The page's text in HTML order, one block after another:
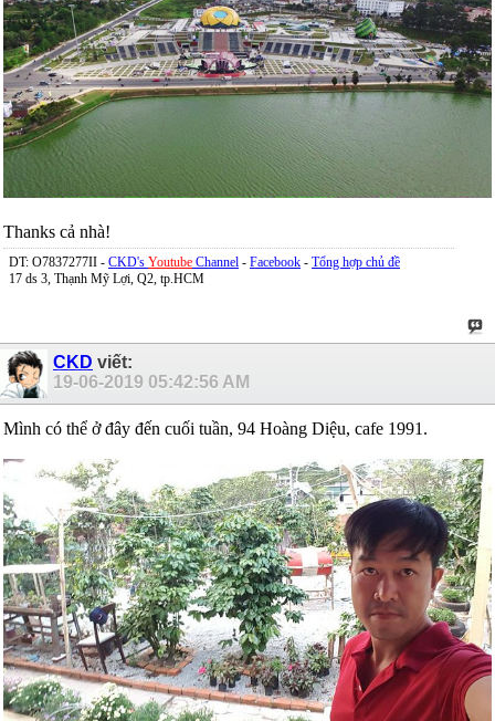
Thanks cả nhà!
DT: O7837277II - CKD's Youtube Channel - Facebook - Tổng hợp chủ đề
17 ds 3, Thạnh Mỹ Lợi, Q2, tp.HCM
CKD viết:
19-06-2019 05:42:56 AM
Mình có thể ở đây đến cuối tuần, 94 Hoàng Diệu, cafe 1991.